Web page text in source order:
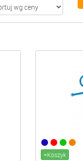
+Koszyk